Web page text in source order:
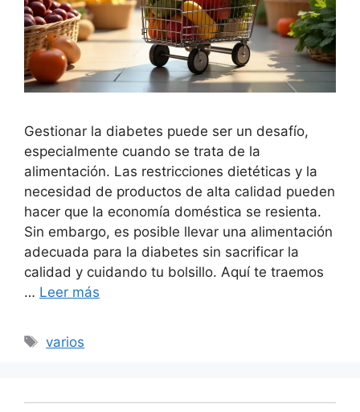
Gestionar la diabetes puede ser un desafío,
especialmente cuando se trata de la
alimentación. Las restricciones dietéticas y la
necesidad de productos de alta calidad pueden
hacer que la economía doméstica se resienta.
Sin embargo, es posible llevar una alimentación
adecuada para la diabetes sin sacrificar la
calidad y cuidando tu bolsillo. Aquí te traemos
… Leer más
Etiquetas
varios